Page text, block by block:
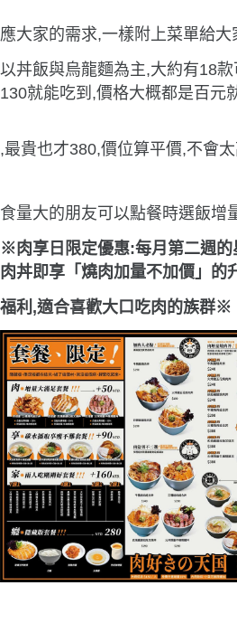
應大家的需求,一樣附上菜單給大
以丼飯與烏龍麵為主,大約有18
130就能吃到,價格大概都是百元
,最貴也才380,價位算平價,不會
食量大的朋友可以點餐時選飯增
※ 肉享日限定優惠:每月第二週
肉丼即享「燒肉加量不加價」的
福利,適合喜歡大口吃肉的族群※